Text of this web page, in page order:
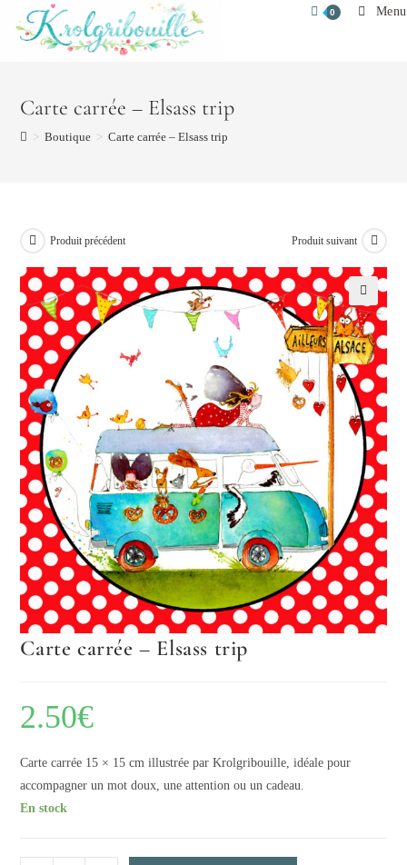
0 Menu
Carte carrée – Elsass trip
> Boutique > Carte carrée – Elsass trip
Produit précédent Produit suivant
🔍
Carte carrée – Elsass trip
2.50€
Carte carrée 15 × 15 cm illustrée par Krolgribouille, idéale pour
accompagner un mot doux, une attention ou un cadeau.
En stock